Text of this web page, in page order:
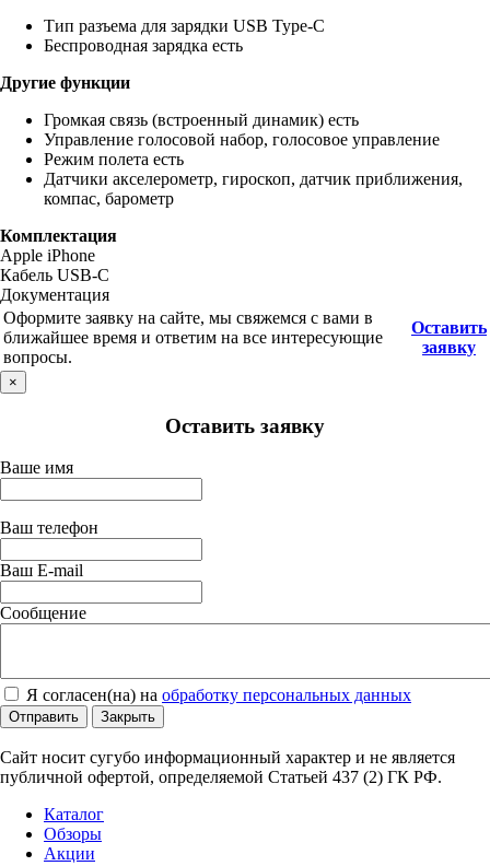
Тип разъема для зарядки USB Type-C
Беспроводная зарядка есть
Другие функции
Громкая связь (встроенный динамик) есть
Управление голосовой набор, голосовое управление
Режим полета есть
Датчики акселерометр, гироскоп, датчик приближения,
компас, барометр
Комплектация
Apple iPhone
Кабель USB-C
Документация
Оформите заявку на сайте, мы свяжемся с вами в
ближайшее время и ответим на все интересующие
вопросы.
Оставить
заявку
×
Оставить заявку
Ваше имя
Ваш телефон
Ваш E-mail
Сообщение
Я согласен(на) на обработку персональных данных
Отправить Закрыть
Сайт носит сугубо информационный характер и не является
публичной офертой, определяемой Статьей 437 (2) ГК РФ.
Каталог
Обзоры
Акции